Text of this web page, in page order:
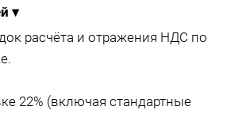
▾
расчёта и отражения НДС по
22% (включая стандартные